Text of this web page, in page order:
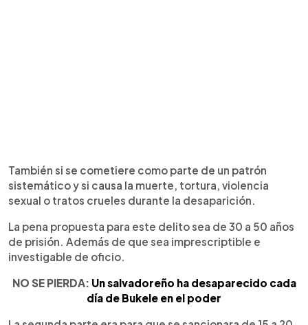
También si se cometiere como parte de un patrón
sistemático y si causa la muerte, tortura, violencia
sexual o tratos crueles durante la desaparición.
La pena propuesta para este delito sea de 30 a 50 años
de prisión. Además de que sea imprescriptible e
investigable de oficio.
NO SE PIERDA: Un salvadoreño ha desaparecido cada
día de Bukele en el poder